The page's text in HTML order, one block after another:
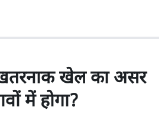
खेल का असर
में होगा?